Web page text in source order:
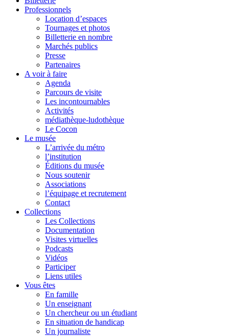
Professionnels
Location d’espaces
Tournages et photos
Billetterie en nombre
Marchés publics
Presse
Partenaires
A voir à faire
Agenda
Parcours de visite
Les incontournables
Activités
médiathèque-ludothèque
Le Cocon
Le musée
L’arrivée du métro
l’institution
Éditions du musée
Nous soutenir
Associations
l’équipage et recrutement
Contact
Collections
Les Collections
Documentation
Visites virtuelles
Podcasts
Vidéos
Participer
Liens utiles
Vous êtes
En famille
Un enseignant
Un chercheur ou un étudiant
En situation de handicap
Un journaliste